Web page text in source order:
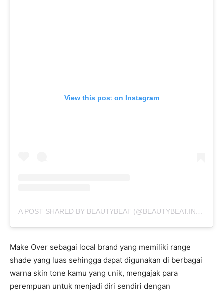
View this post on Instagram
A POST SHARED BY BEAUTYBEAT (@BEAUTYBEAT.IND)
Make Over sebagai local brand yang memiliki range
shade yang luas sehingga dapat digunakan di berbagai
warna skin tone kamu yang unik, mengajak para
perempuan untuk menjadi diri sendiri dengan